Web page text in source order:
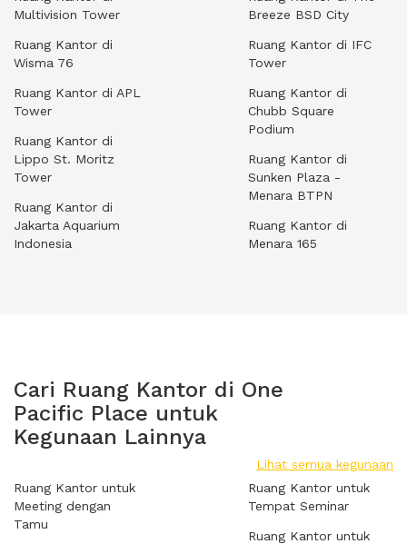
Multivision Tower
Ruang Kantor di
Wisma 76
Ruang Kantor di APL
Tower
Ruang Kantor di
Lippo St. Moritz
Tower
Ruang Kantor di
Jakarta Aquarium
Indonesia
Breeze BSD City
Ruang Kantor di IFC
Tower
Ruang Kantor di
Chubb Square
Podium
Ruang Kantor di
Sunken Plaza -
Menara BTPN
Ruang Kantor di
Menara 165
Cari Ruang Kantor di One
Pacific Place untuk
Kegunaan Lainnya
Lihat semua kegunaan
Ruang Kantor untuk
Meeting dengan
Tamu
Ruang Kantor untuk
Tempat Seminar
Ruang Kantor untuk